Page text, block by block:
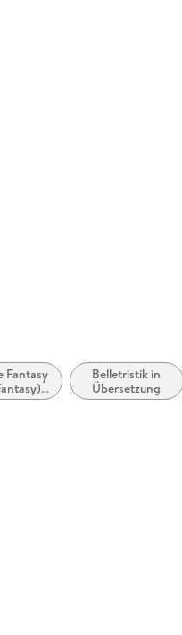
Fantasy
/
Belletristik in
Übersetzung